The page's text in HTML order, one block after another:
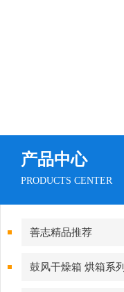
产品中心
PRODUCTS CENTER
善志精品推荐
鼓风干燥箱 烘箱系列